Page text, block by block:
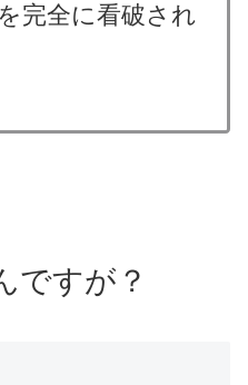
完全に看破され
ですが？